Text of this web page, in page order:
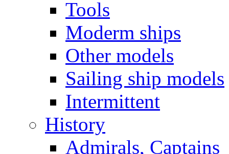
Tools
Moderm ships
Other models
Sailing ship models
Intermittent
History
Admirals, Captains